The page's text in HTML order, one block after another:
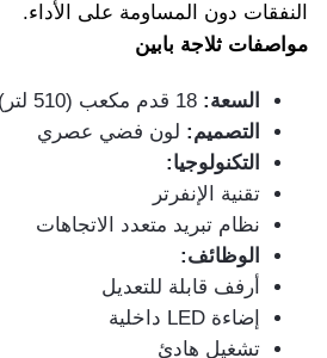
النفقات دون المساومة على الأداء.
مواصفات ثلاجة بابين
السعة:
التصميم: لون فضي عصري
التكنولوجيا:
تقنية الإنفرتر
نظام تبريد متعدد الاتجاهات
الوظائف:
أرفف قابلة للتعديل
إضاءة LED داخلية
تشغيل هادئ